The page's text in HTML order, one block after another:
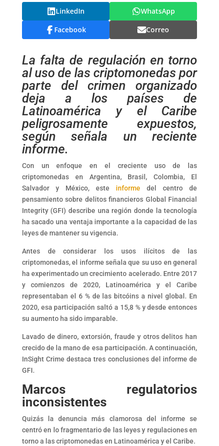
LinkedIn
WhatsApp
Facebook
Correo
La falta de regulación en torno
al uso de las criptomonedas por
parte del crimen organizado
deja a los países de
Latinoamérica y el Caribe
peligrosamente expuestos,
según señala un reciente
informe.
Con un enfoque en el creciente uso de las
criptomonedas en Argentina, Brasil, Colombia, El
Salvador y México, este informe del centro de
pensamiento sobre delitos financieros Global Financial
Integrity (GFI) describe una región donde la tecnología
ha sacado una ventaja importante a la capacidad de las
leyes de mantener su vigencia.
Antes de considerar los usos ilícitos de las
criptomonedas, el informe señala que su uso en general
ha experimentado un crecimiento acelerado. Entre 2017
y comienzos de 2020, Latinoamérica y el Caribe
representaban el 6 % de las bitcóins a nivel global. En
2020, esa participación saltó a 15,8 % y desde entonces
su aumento ha sido imparable.
Lavado de dinero, extorsión, fraude y otros delitos han
crecido de la mano de esa participación. A continuación,
InSight Crime destaca tres conclusiones del informe de
GFI.
Marcos regulatorios
inconsistentes
Quizás la denuncia más clamorosa del informe se
centró en lo fragmentario de las leyes y regulaciones en
torno a las criptomonedas en Latinoamérica y el Caribe.